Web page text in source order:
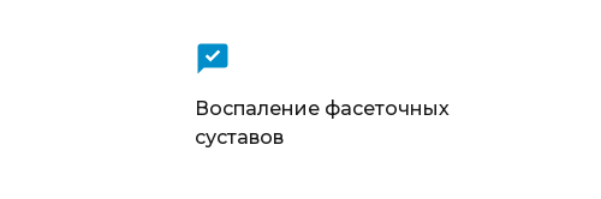
Воспаление фасеточных
суставов